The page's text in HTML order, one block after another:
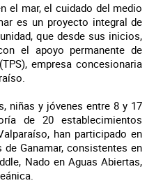
el mar, el cuidado del medio
es un proyecto integral de
que desde sus inicios,
el apoyo permanente de
empresa concesionaria
niñas y jóvenes entre 8 y 17
de 20 establecimientos
han participado en
Ganamar, consistentes en
Nado en Aguas Abiertas,